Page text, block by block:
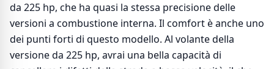
da 225 hp, che ha quasi la stessa precisione delle
versioni a combustione interna. Il comfort è anche uno
dei punti forti di questo modello. Al volante della
versione da 225 hp, avrai una bella capacità di